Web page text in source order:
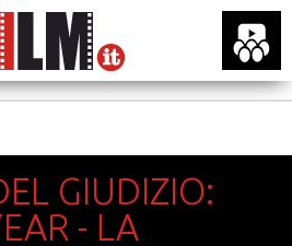
GIUDIZIO:
- LA